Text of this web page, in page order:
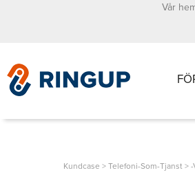
Kundcase > Telefoni-Som-Tjanst > -
Vår